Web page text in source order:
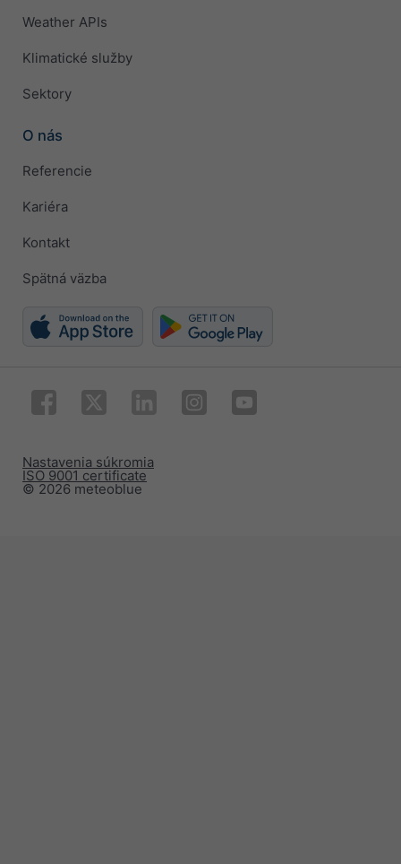
Weather APIs
Klimatické služby
Sektory
O nás
Referencie
Kariéra
Kontakt
Spätná väzba
© 2026 meteoblue
ISO 9001 certificate
Nastavenia súkromia